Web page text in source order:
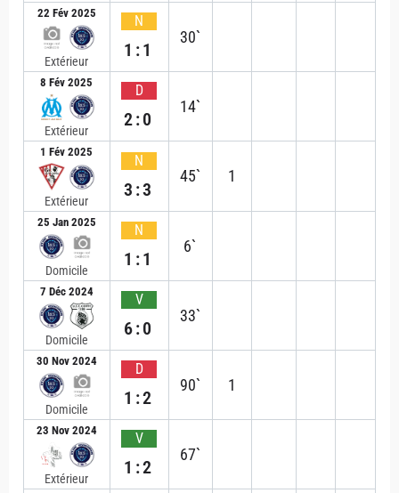
22 Fév 2025
Extérieur
N
1:1
30`
8 Fév 2025
Extérieur
D
2:0
14`
1 Fév 2025
Extérieur
N
3:3
45` 1
25 Jan 2025
Domicile
N
1:1
6`
7 Déc 2024
Domicile
V
6:0
33`
30 Nov 2024
Domicile
D
1:2
90` 1
23 Nov 2024
Extérieur
V
1:2
67`